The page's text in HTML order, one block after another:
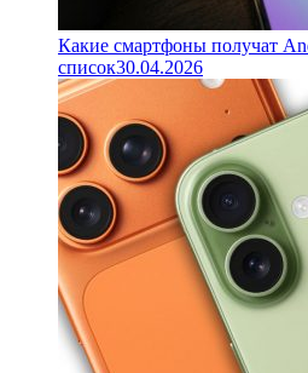
Какие смартфоны получат
список30.04.2026